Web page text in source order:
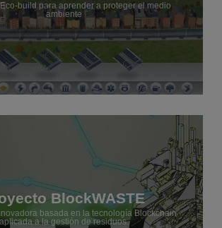
build para aprender a proteger el medio
ambiente
BlockWASTE
basada en la tecnología Blockchain
a la gestión de residuos.